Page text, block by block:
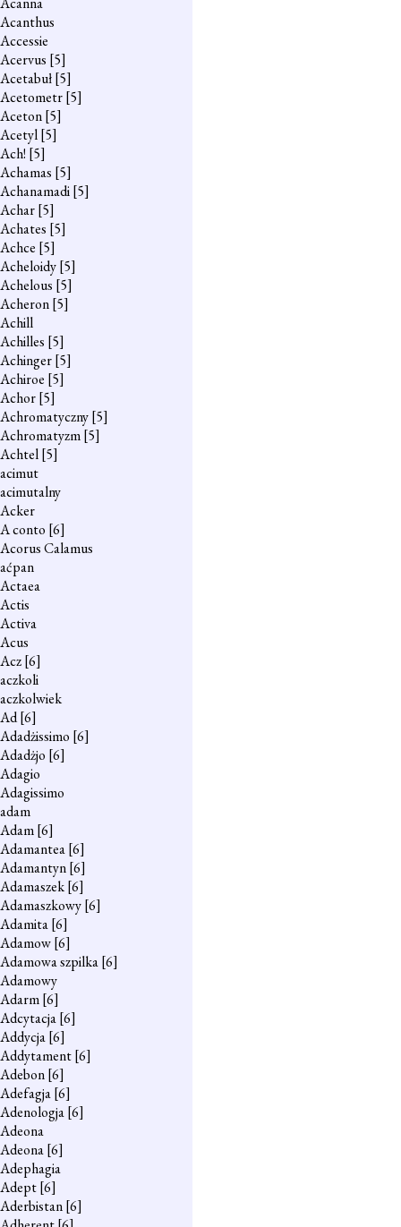
Acanthus
Accessie
Acervus [5]
Acetabuł[5]
Acetometr[5]
Aceton[5]
Acetyl[5]
Ach! [5]
Achamas [5]
Achanamadi[5]
Achar[5]
Achates [5]
Achce [5]
Acheloidy[5]
Achelous [5]
Acheron[5]
Achill
Achilles [5]
Achinger[5]
Achiroe [5]
Achor[5]
Achromatyczny[5]
Achromatyzm[5]
Achtel[5]
acimut
acimutalny
Acker
A conto [6]
Acorus Calamus
aćpan
Actaea
Actis
Activa
Acus
Acz[6]
aczkoli
aczkolwiek
Ad[6]
Adadżissimo [6]
Adadżjo [6]
Adagio
Adagissimo
adam
Adam[6]
Adamantea[6]
Adamantyn[6]
Adamaszek[6]
Adamaszkowy[6]
Adamita[6]
Adamow[6]
Adamowa szpilka[6]
Adamowy
Adarm[6]
Adcytacja[6]
Addycja[6]
Addytament[6]
Adebon[6]
Adefagja[6]
Adenologja[6]
Adeona
Adeona[6]
Adephagia
Adept[6]
Aderbistan[6]